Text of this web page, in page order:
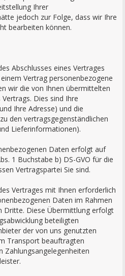
Ihrer
jedoch zur Folge, dass wir Ihre
bearbeiten können.
Abschlusses eines Vertrages
Vertrag personenbezogene
wir die von Ihnen übermittelten
Dies sind Ihre
Ihre Adresse) und die
den vertragsgegenständlichen
Lieferinformationen).
Daten erfolgt auf
1 Buchstabe b) DS-GVO für die
Vertragspartei Sie sind.
Vertrages mit Ihnen erforderlich
Daten im Rahmen
Dritte. Diese Übermittlung erfolgt
beteiligten
der von uns genutzten
Transport beauftragten
Zahlungsangelegenheiten